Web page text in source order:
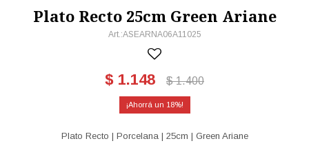
Plato Recto 25cm Green Ariane
ASEARNA06A11025
$ 1.148 $ 1.400
18
Plato Recto | Porcelana | 25cm | Green Ariane